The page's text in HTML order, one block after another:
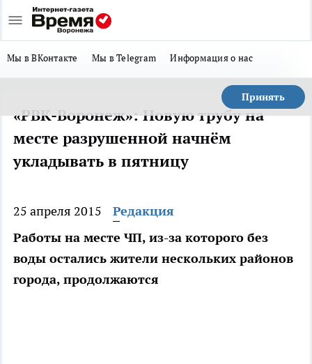
Мы в ВКонтакте Мы в Telegram Информация о нас
Принять
«РВК-Воронеж»: Новую трубу на
месте разрушенной начнём
укладывать в пятницу
25 апреля 2015
Редакция
Работы на месте ЧП, из-за которого без
воды остались жители нескольких районов
города, продолжаются